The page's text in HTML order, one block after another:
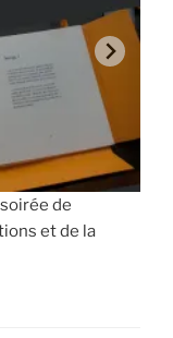
de
et de la